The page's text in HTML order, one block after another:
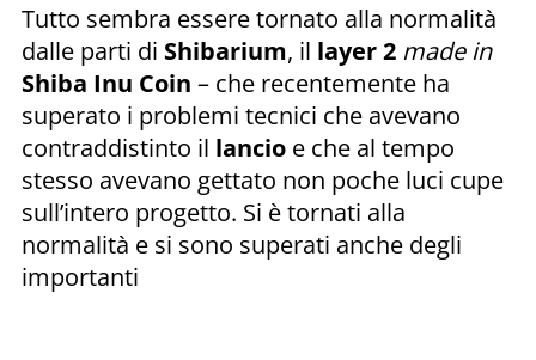
Tutto sembra essere tornato alla normalità
dalle parti di Shibarium, il layer 2 made in
Shiba Inu Coin – che recentemente ha
superato i problemi tecnici che avevano
contraddistinto il lancio e che al tempo
stesso avevano gettato non poche luci cupe
sull’intero progetto. Si è tornati alla
normalità e si sono superati anche degli
importanti